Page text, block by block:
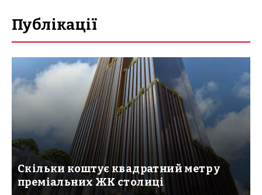
Публікації
Скільки коштує квадратний метр у
преміальних ЖК столиці